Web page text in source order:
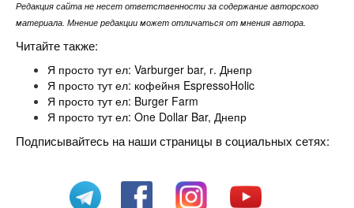
Редакция сайта не несет ответственности за содержание авторского
материала. Мнение редакции может отличаться от мнения автора.
Читайте также:
Я просто тут ел: Varburger bar, г. Днепр
Я просто тут ел: кофейня EspressoHolic
Я просто тут ел: Burger Farm
Я просто тут ел: One Dollar Bar, Днепр
Подписывайтесь на наши страницы в социальных сетях: